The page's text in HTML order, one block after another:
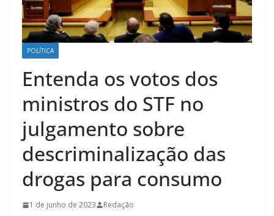
POLÍTICA
Entenda os votos dos
ministros do STF no
julgamento sobre
descriminalização das
drogas para consumo
1 de junho de 2023 Redação